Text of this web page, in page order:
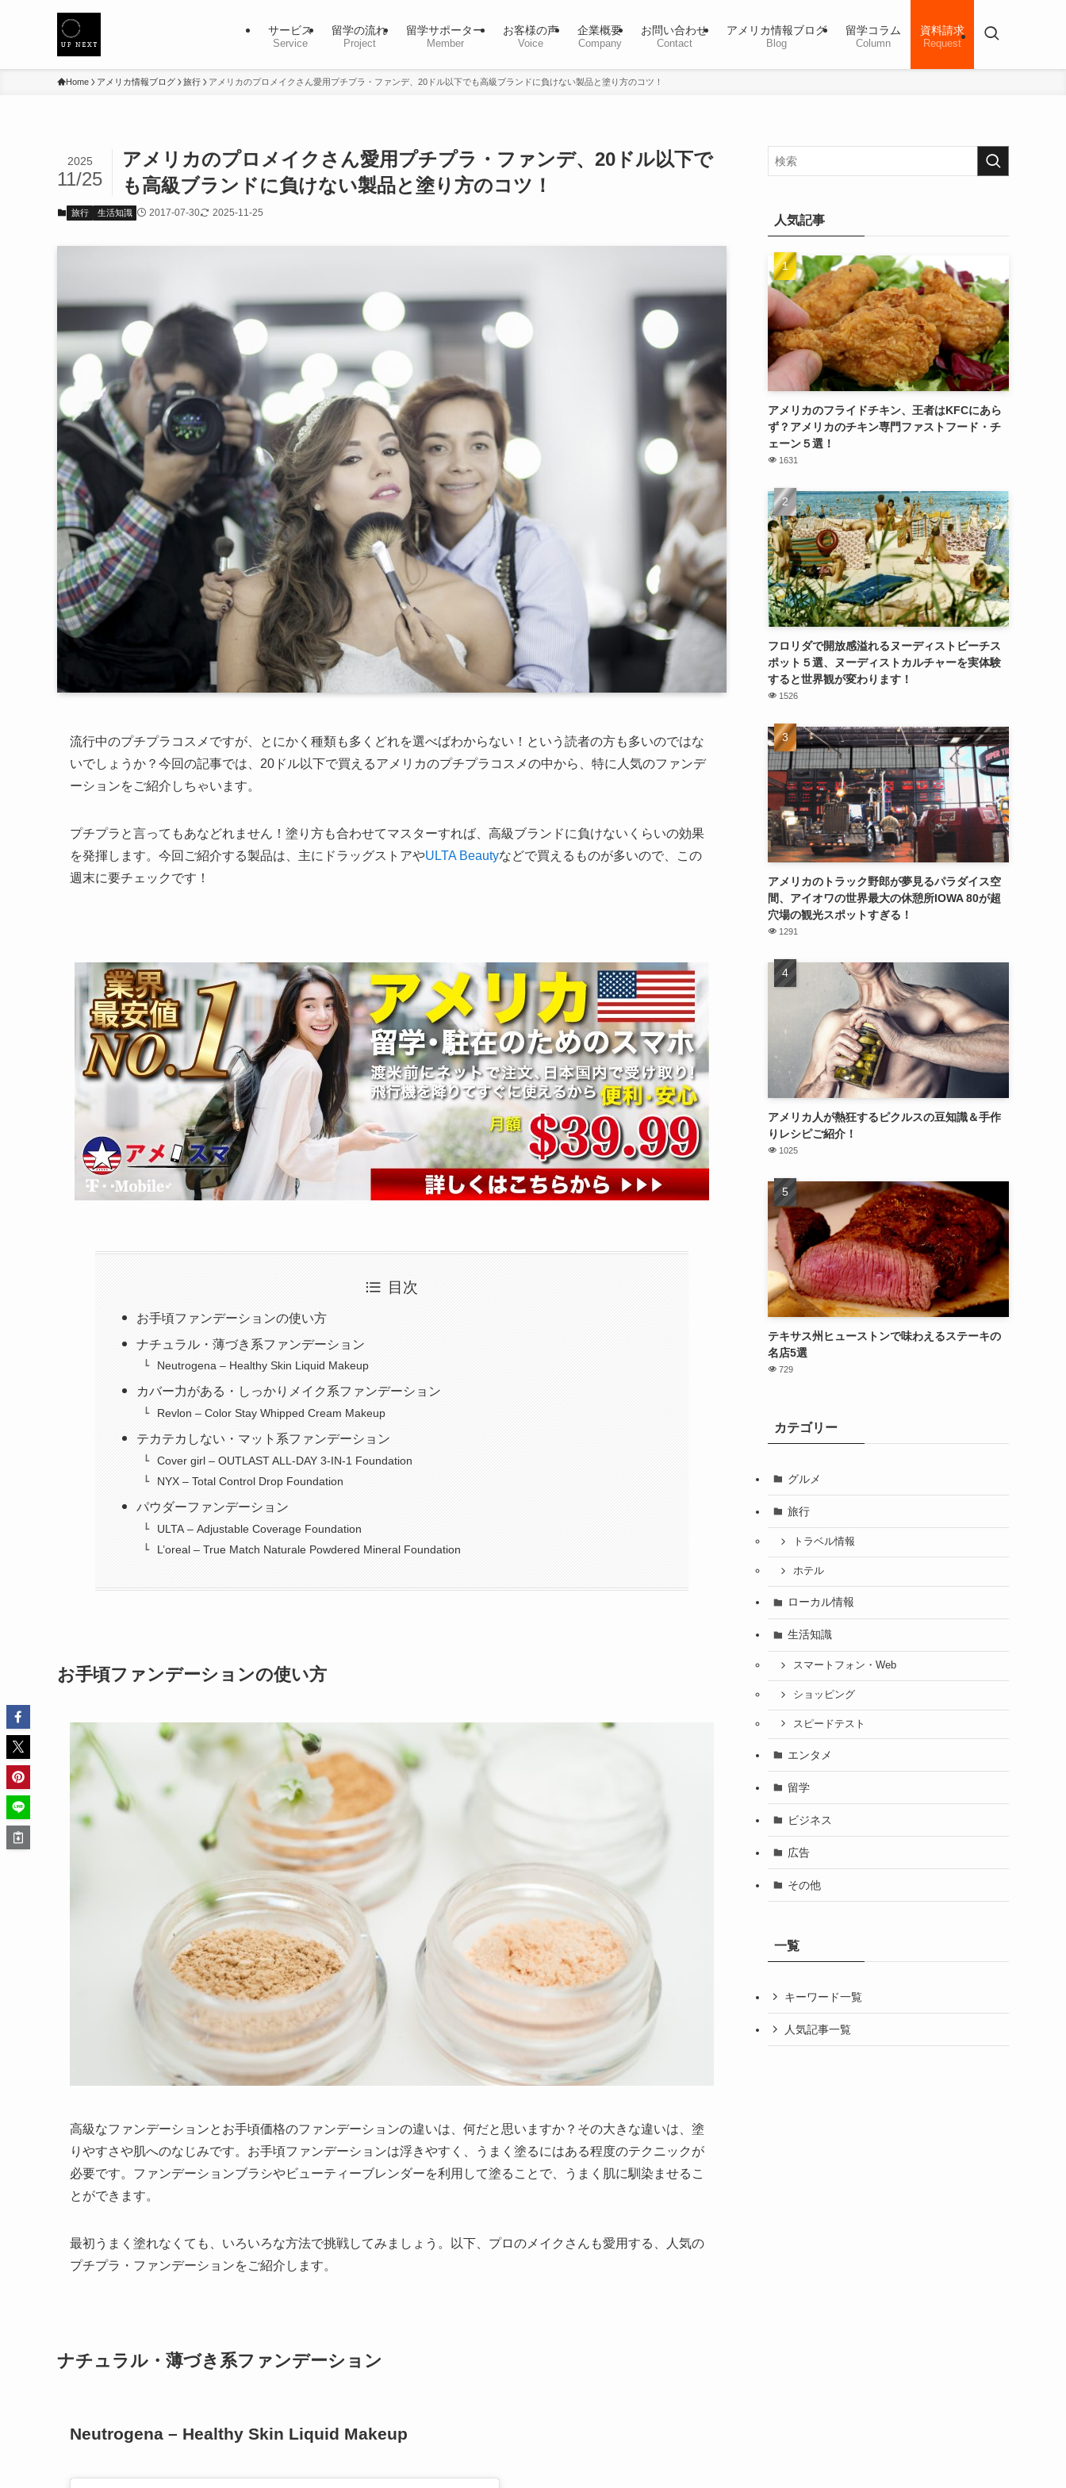
サービス
Service
留学の流れ
Project
留学サポーター
Member
お客様の声
Voice
企業概要
Company
お問い合わせ
Contact
アメリカ情報ブログ
Blog
留学コラム
Column
資料請求
Request
Home アメリカ情報ブログ 旅行 アメリカのプロメイクさん愛用プチプラ・ファンデ、20ドル以下でも高級ブランドに負けない製品と塗り方のコツ！
アメリカのプロメイクさん愛用プチプラ・ファンデ、20ドル以下で
も高級ブランドに負けない製品と塗り方のコツ！
2025
11/25
旅行 生活知識 2017-07-30 2025-11-25
流行中のプチプラコスメですが、とにかく種類も多くどれを選べばわからない！という読者の方も多いのではな
いでしょうか？今回の記事では、20ドル以下で買えるアメリカのプチプラコスメの中から、特に人気のファンデ
ーションをご紹介しちゃいます。
プチプラと言ってもあなどれません！塗り方も合わせてマスターすれば、高級ブランドに負けないくらいの効果
を発揮します。今回ご紹介する製品は、主にドラッグストアやULTA Beautyなどで買えるものが多いので、この
週末に要チェックです！
目次
お手頃ファンデーションの使い方
ナチュラル・薄づき系ファンデーション
Neutrogena – Healthy Skin Liquid Makeup
カバー力がある・しっかりメイク系ファンデーション
Revlon – Color Stay Whipped Cream Makeup
テカテカしない・マット系ファンデーション
Cover girl – OUTLAST ALL-DAY 3-IN-1 Foundation
NYX – Total Control Drop Foundation
パウダーファンデーション
ULTA – Adjustable Coverage Foundation
L’oreal – True Match Naturale Powdered Mineral Foundation
お手頃ファンデーションの使い方
高級なファンデーションとお手頃価格のファンデーションの違いは、何だと思いますか？その大きな違いは、塗
りやすさや肌へのなじみです。お手頃ファンデーションは浮きやすく、うまく塗るにはある程度のテクニックが
必要です。ファンデーションブラシやビューティーブレンダーを利用して塗ることで、うまく肌に馴染ませるこ
とができます。
最初うまく塗れなくても、いろいろな方法で挑戦してみましょう。以下、プロのメイクさんも愛用する、人気の
プチプラ・ファンデーションをご紹介します。
ナチュラル・薄づき系ファンデーション
Neutrogena – Healthy Skin Liquid Makeup
人気記事
アメリカのフライドチキン、王者はKFCにあら
ず？アメリカのチキン専門ファストフード・チ
ェーン５選！
1631
フロリダで開放感溢れるヌーディストビーチス
ポット５選、ヌーディストカルチャーを実体験
すると世界観が変わります！
1526
アメリカのトラック野郎が夢見るパラダイス空
間、アイオワの世界最大の休憩所IOWA 80が超
穴場の観光スポットすぎる！
1291
アメリカ人が熱狂するピクルスの豆知識＆手作
りレシピご紹介！
1025
テキサス州ヒューストンで味わえるステーキの
名店5選
729
カテゴリー
グルメ
旅行
トラベル情報
ホテル
ローカル情報
生活知識
スマートフォン・Web
ショッピング
スピードテスト
エンタメ
留学
ビジネス
広告
その他
一覧
キーワード一覧
人気記事一覧